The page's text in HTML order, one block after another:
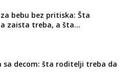
bebu bez pritiska: Šta
zaista treba, a šta...
sa decom: šta roditelji treba da